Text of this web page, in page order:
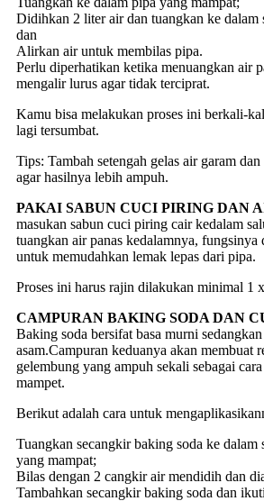
Didihkan 2 liter air dan tuangkan ke dalam
dan
Alirkan air untuk membilas pipa.
Perlu diperhatikan ketika menuangkan air
mengalir lurus agar tidak terciprat.
Kamu bisa melakukan proses ini berkali-
lagi tersumbat.
Tips: Tambah setengah gelas air garam
agar hasilnya lebih ampuh.
PAKAI SABUN CUCI PIRING DAN
masukan sabun cuci piring cair kedalam
tuangkan air panas kedalamnya,
untuk memudahkan lemak lepas dari pipa.
Proses ini harus rajin dilakukan minimal 1
CAMPURAN BAKING SODA DAN
Baking soda bersifat basa murni
asam.Campuran keduanya akan membuat
gelembung yang ampuh sekali sebagai
mampet.
Berikut adalah cara untuk
Tuangkan secangkir baking soda ke dalam
yang mampat;
Bilas dengan 2 cangkir air mendidih dan
Tambahkan secangkir baking soda dan